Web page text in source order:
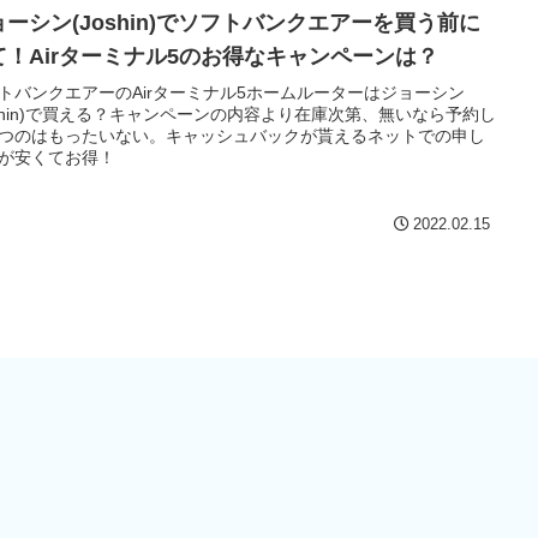
ーシン(Joshin)でソフトバンクエアーを買う前に
！Airターミナル5のお得なキャンペーンは？
バンクエアーのAirターミナル5ホームルーターはジョーシン
で買える？キャンペーンの内容より在庫次第、無いなら予約し
のはもったいない。キャッシュバックが貰えるネットでの申し
安くてお得！
2022.02.15